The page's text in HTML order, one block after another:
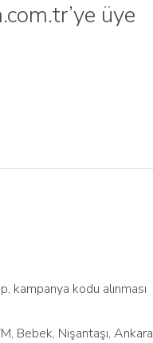
üye
kampanya kodu alınması
Bebek, Nişantaşı, Ankara